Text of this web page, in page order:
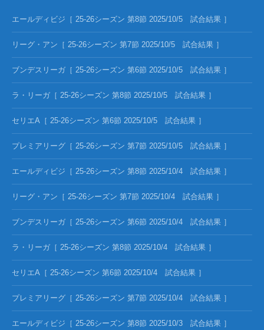
エールディビジ［ 25-26シーズン 第8節 2025/10/5 試合結果 ］
リーグ・アン［ 25-26シーズン 第7節 2025/10/5 試合結果 ］
ブンデスリーガ［ 25-26シーズン 第6節 2025/10/5 試合結果 ］
ラ・リーガ［ 25-26シーズン 第8節 2025/10/5 試合結果 ］
セリエA［ 25-26シーズン 第6節 2025/10/5 試合結果 ］
プレミアリーグ［ 25-26シーズン 第7節 2025/10/5 試合結果 ］
エールディビジ［ 25-26シーズン 第8節 2025/10/4 試合結果 ］
リーグ・アン［ 25-26シーズン 第7節 2025/10/4 試合結果 ］
ブンデスリーガ［ 25-26シーズン 第6節 2025/10/4 試合結果 ］
ラ・リーガ［ 25-26シーズン 第8節 2025/10/4 試合結果 ］
セリエA［ 25-26シーズン 第6節 2025/10/4 試合結果 ］
プレミアリーグ［ 25-26シーズン 第7節 2025/10/4 試合結果 ］
エールディビジ［ 25-26シーズン 第8節 2025/10/3 試合結果 ］